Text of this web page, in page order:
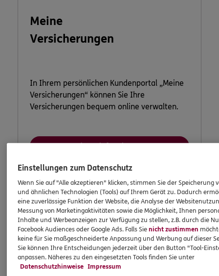
Meine
Versicherungen
In Ihrem persönlichen Kundenportal „Meine
Versicherungen“ können Sie Ihre
Versicherungen bequem online verwalten.
Jetzt informieren
Einstellungen zum Datenschutz
Wenn Sie auf "Alle akzeptieren" klicken, stimmen Sie der Speicherung
und ähnlichen Technologien (Tools) auf Ihrem Gerät zu. Dadurch
eine zuverlässige Funktion der Website, die Analyse der
Messung von Marketingaktivitäten sowie die Möglichkeit, Ihnen
Inhalte und Werbeanzeigen zur Verfügung zu stellen, z.B. durch die
Facebook Audiences oder Google Ads. Falls Sienicht zustimmen
keine für Sie maßgeschneiderte Anpassung und Werbung auf dieser
Sie können Ihre Entscheidungen jederzeit über den Button "Tool-
anpassen. Näheres zu den eingesetzten Tools finden Sie unter
Datenschutzhinweise Impressum